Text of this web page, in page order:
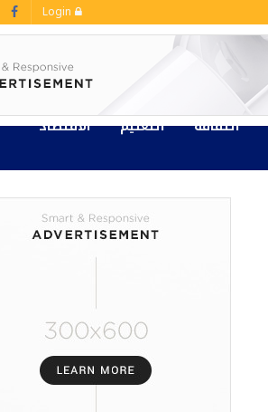
الثقافة التعليم
الاقتصاد